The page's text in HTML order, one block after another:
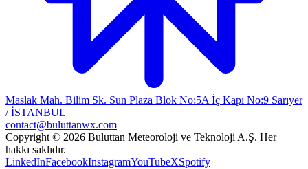
Maslak Mah. Bilim Sk. Sun Plaza Blok No:5A İç Kapı No:9 Sarıyer
/ İSTANBUL
contact@buluttanwx.com
Copyright © 2026 Buluttan Meteoroloji ve Teknoloji A.Ş. Her
hakkı saklıdır.
LinkedInFacebookInstagramYouTubeXSpotify